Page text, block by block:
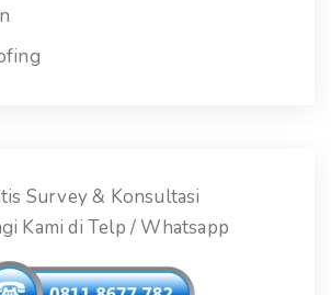
Survey & Konsultasi
Kami di Telp / Whatsapp